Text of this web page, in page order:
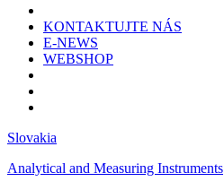
KONTAKTUJTE NÁS
E-NEWS
WEBSHOP
Slovakia
Analytical and Measuring Instruments